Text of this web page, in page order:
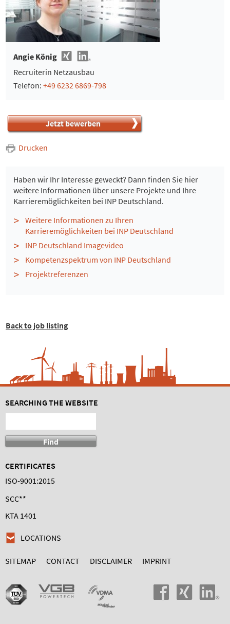
Angie König
Recruiterin Netzausbau
Telefon: +49 6232 6869-798
Jetzt bewerben
Drucken
Haben wir Ihr Interesse geweckt? Dann finden Sie hier
weitere Informationen über unsere Projekte und Ihre
Karrieremöglichkeiten bei INP Deutschland.
Weitere Informationen zu Ihren
Karrieremöglichkeiten bei INP Deutschland
INP Deutschland Imagevideo
Kompetenzspektrum von INP Deutschland
Projektreferenzen
Back to job listing
SEARCHING THE WEBSITE
CERTIFICATES
ISO-9001:2015
SCC**
KTA 1401
LOCATIONS
SITEMAP CONTACT DISCLAIMER IMPRINT